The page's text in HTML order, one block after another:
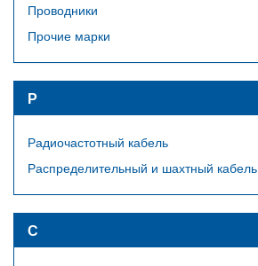
Проводники
Прочие марки
Р
Радиочастотный кабель
Распределительный и шахтный кабель
С